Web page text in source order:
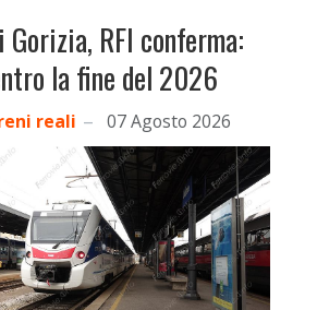
RFI conferma:
la fine del 2026
reali 07 Agosto 2026